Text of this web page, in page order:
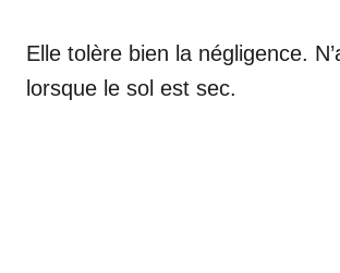
Elle tolère bien la négligence.
lorsque le sol est sec.